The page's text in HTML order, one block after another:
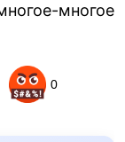
многое
0